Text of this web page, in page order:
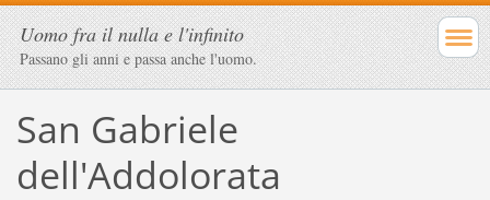
Uomo fra il nulla e l'infinito
Passano gli anni e passa anche l'uomo.
San Gabriele
dell'Addolorata